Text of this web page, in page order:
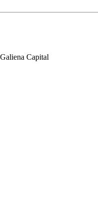
Capital